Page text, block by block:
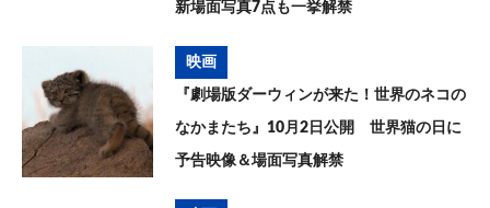
新場面写真7点も一挙解禁
映画
『劇場版ダーウィンが来た！世界のネコの
なかまたち』10月2日公開 世界猫の日に
予告映像＆場面写真解禁